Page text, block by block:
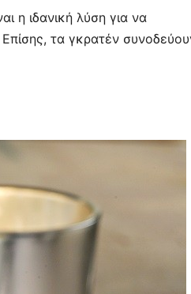
η ιδανική λύση για να
τα γκρατέν